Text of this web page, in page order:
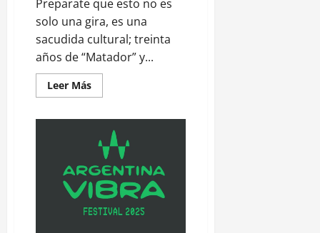
Preparate que esto no es
solo una gira, es una
sacudida cultural; treinta
años de “Matador” y...
Leer Más